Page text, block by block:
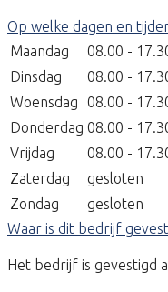
Op welke dagen en
Maandag
08.00 -
Dinsdag
08.00 -
Woensdag
08.00 -
Donderdag 08.00 -
Vrijdag
08.00 -
Zaterdag
gesloten
Zondag
gesloten
Waar is dit bedrijf
Het bedrijf is gevestigd